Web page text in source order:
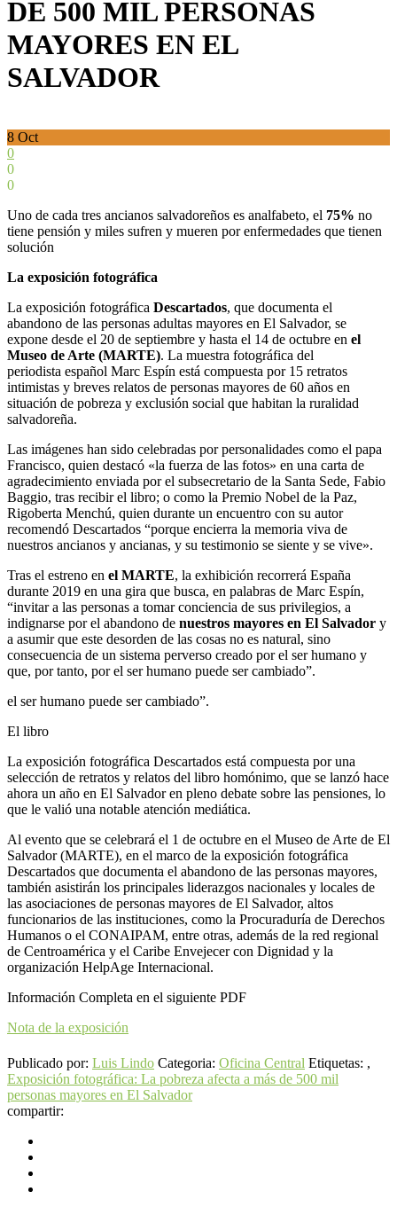
DE 500 MIL PERSONAS
MAYORES EN EL
SALVADOR
8 Oct
0
0
0
Uno de cada tres ancianos salvadoreños es analfabeto, el 75% no
tiene pensión y miles sufren y mueren por enfermedades que tienen
solución
La exposición fotográfica
La exposición fotográfica Descartados, que documenta el
abandono de las personas adultas mayores en El Salvador, se
expone desde el 20 de septiembre y hasta el 14 de octubre en el
Museo de Arte (MARTE). La muestra fotográfica del
periodista español Marc Espín está compuesta por 15 retratos
intimistas y breves relatos de personas mayores de 60 años en
situación de pobreza y exclusión social que habitan la ruralidad
salvadoreña.
Las imágenes han sido celebradas por personalidades como el papa
Francisco, quien destacó «la fuerza de las fotos» en una carta de
agradecimiento enviada por el subsecretario de la Santa Sede, Fabio
Baggio, tras recibir el libro; o como la Premio Nobel de la Paz,
Rigoberta Menchú, quien durante un encuentro con su autor
recomendó Descartados “porque encierra la memoria viva de
nuestros ancianos y ancianas, y su testimonio se siente y se vive».
Tras el estreno en el MARTE, la exhibición recorrerá España
durante 2019 en una gira que busca, en palabras de Marc Espín,
“invitar a las personas a tomar conciencia de sus privilegios, a
indignarse por el abandono de nuestros mayores en El Salvador y
a asumir que este desorden de las cosas no es natural, sino
consecuencia de un sistema perverso creado por el ser humano y
que, por tanto, por el ser humano puede ser cambiado”.
el ser humano puede ser cambiado”.
El libro
La exposición fotográfica Descartados está compuesta por una
selección de retratos y relatos del libro homónimo, que se lanzó hace
ahora un año en El Salvador en pleno debate sobre las pensiones, lo
que le valió una notable atención mediática.
Al evento que se celebrará el 1 de octubre en el Museo de Arte de El
Salvador (MARTE), en el marco de la exposición fotográfica
Descartados que documenta el abandono de las personas mayores,
también asistirán los principales liderazgos nacionales y locales de
las asociaciones de personas mayores de El Salvador, altos
funcionarios de las instituciones, como la Procuraduría de Derechos
Humanos o el CONAIPAM, entre otras, además de la red regional
de Centroamérica y el Caribe Envejecer con Dignidad y la
organización HelpAge Internacional.
Información Completa en el siguiente PDF
Nota de la exposición
Publicado por: Luis Lindo Categoria: Oficina Central Etiquetas: ,
Exposición fotográfica: La pobreza afecta a más de 500 mil
personas mayores en El Salvador
compartir: